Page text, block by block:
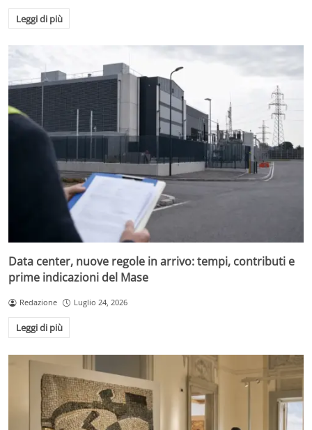
Leggi di più
Data center, nuove regole in arrivo: tempi, contributi e
prime indicazioni del Mase
Redazione Luglio 24, 2026
Leggi di più